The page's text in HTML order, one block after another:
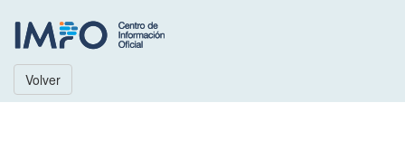
Volver